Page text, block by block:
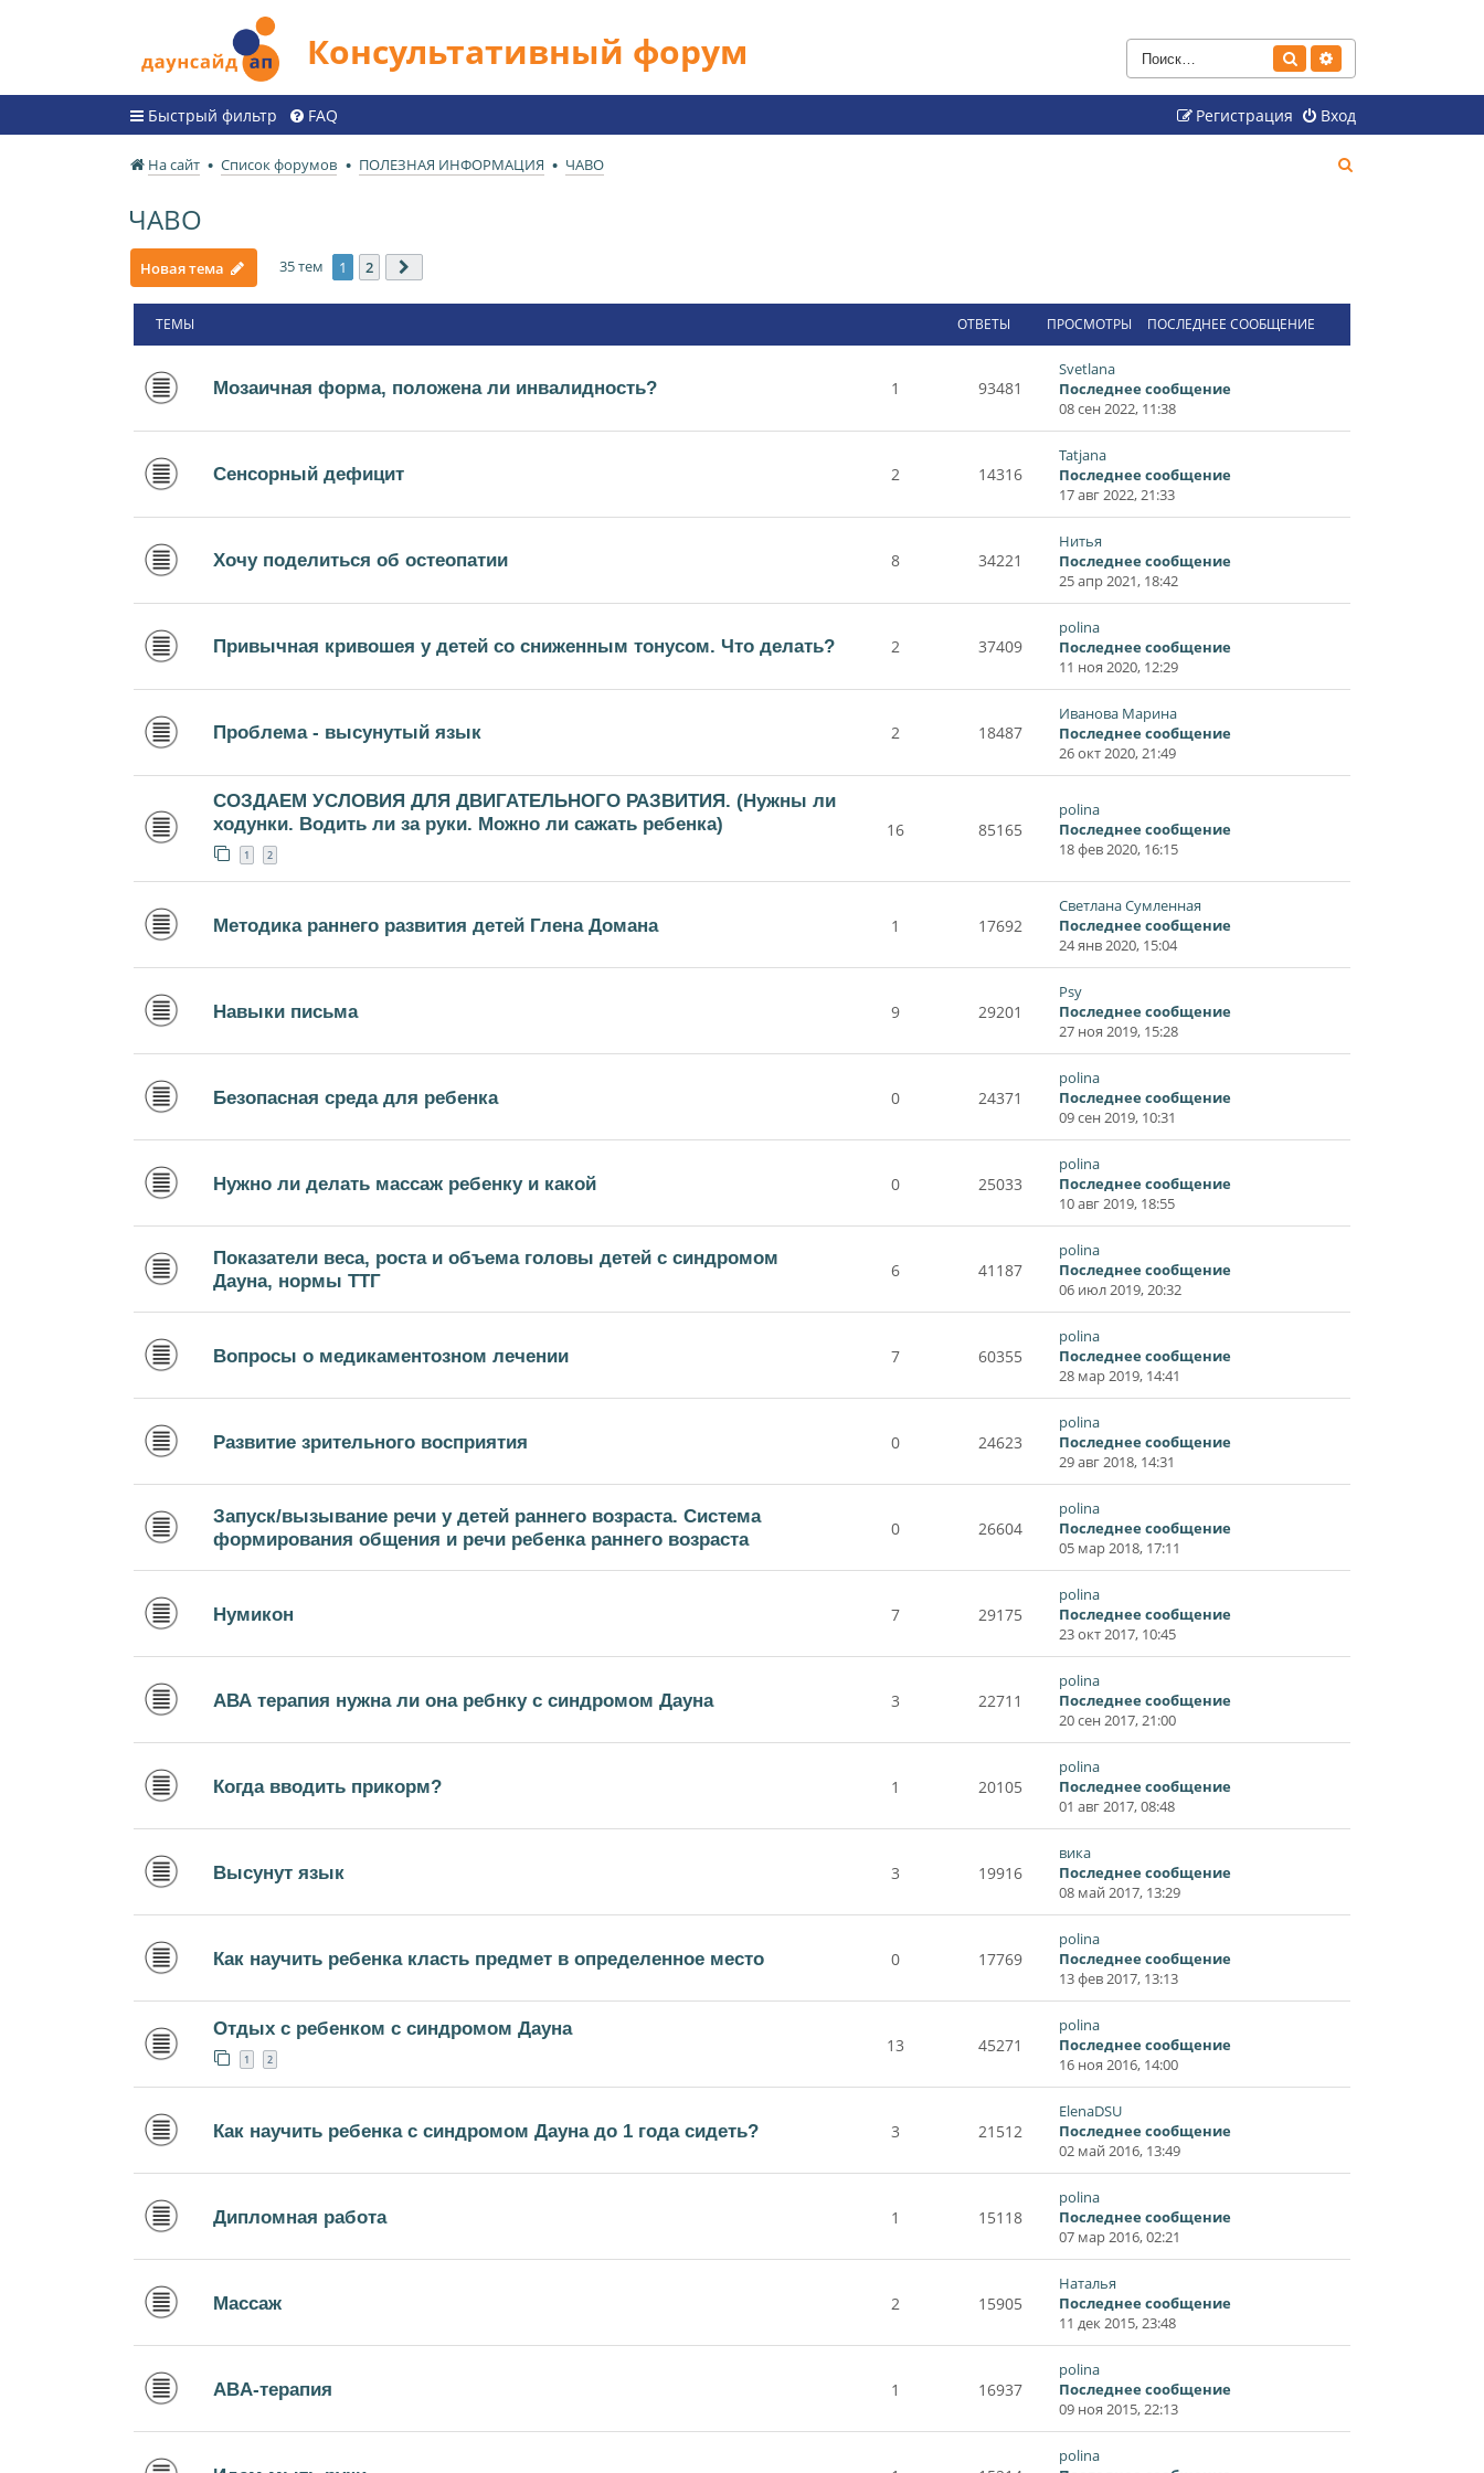
Консультативный форум Поиск
Быстрый фильтр FAQ Вход
Регистрация
На сайт Список форумов ПОЛЕЗНАЯ ИНФОРМАЦИЯ ЧАВО
ЧАВО
Новая тема 35 тем 1 2
ТЕМЫ ОТВЕТЫ ПРОСМОТРЫ ПОСЛЕДНЕЕ СООБЩЕНИЕ
Мозаичная форма, положена ли инвалидность? 1 93481
Svetlana
Последнее сообщение
08 сен 2022, 11:38
Сенсорный дефицит 2 14316
Tatjana
Последнее сообщение
17 авг 2022, 21:33
Хочу поделиться об остеопатии 8 34221
Нитья
Последнее сообщение
25 апр 2021, 18:42
Привычная кривошея у детей со сниженным тонусом. Что делать? 2 37409
polina
Последнее сообщение
11 ноя 2020, 12:29
Проблема - высунутый язык 2 18487
Иванова Марина
Последнее сообщение
26 окт 2020, 21:49
СОЗДАЕМ УСЛОВИЯ ДЛЯ ДВИГАТЕЛЬНОГО РАЗВИТИЯ. (Нужны ли
ходунки. Водить ли за руки. Можно ли сажать ребенка)
1 2
16 85165
polina
Последнее сообщение
18 фев 2020, 16:15
Методика раннего развития детей Глена Домана 1 17692
Светлана Сумленная
Последнее сообщение
24 янв 2020, 15:04
Навыки письма 9 29201
Psy
Последнее сообщение
27 ноя 2019, 15:28
Безопасная среда для ребенка 0 24371
polina
Последнее сообщение
09 сен 2019, 10:31
Нужно ли делать массаж ребенку и какой 0 25033
polina
Последнее сообщение
10 авг 2019, 18:55
Показатели веса, роста и объема головы детей с синдромом
Дауна, нормы ТТГ
6 41187
polina
Последнее сообщение
06 июл 2019, 20:32
Вопросы о медикаментозном лечении 7 60355
polina
Последнее сообщение
28 мар 2019, 14:41
Развитие зрительного восприятия 0 24623
polina
Последнее сообщение
29 авг 2018, 14:31
Запуск/вызывание речи у детей раннего возраста. Система
формирования общения и речи ребенка раннего возраста
0 26604
polina
Последнее сообщение
05 мар 2018, 17:11
Нумикон 7 29175
polina
Последнее сообщение
23 окт 2017, 10:45
АВА терапия нужна ли она ребнку с синдромом Дауна 3 22711
polina
Последнее сообщение
20 сен 2017, 21:00
Когда вводить прикорм? 1 20105
polina
Последнее сообщение
01 авг 2017, 08:48
Высунут язык 3 19916
вика
Последнее сообщение
08 май 2017, 13:29
Как научить ребенка класть предмет в определенное место 0 17769
polina
Последнее сообщение
13 фев 2017, 13:13
Отдых с ребенком с синдромом Дауна
1 2
13 45271
polina
Последнее сообщение
16 ноя 2016, 14:00
Как научить ребенка с синдромом Дауна до 1 года сидеть? 3 21512
ElenaDSU
Последнее сообщение
02 май 2016, 13:49
Дипломная работа 1 15118
polina
Последнее сообщение
07 мар 2016, 02:21
Массаж 2 15905
Наталья
Последнее сообщение
11 дек 2015, 23:48
ABA-терапия 1 16937
polina
Последнее сообщение
09 ноя 2015, 22:13
polina